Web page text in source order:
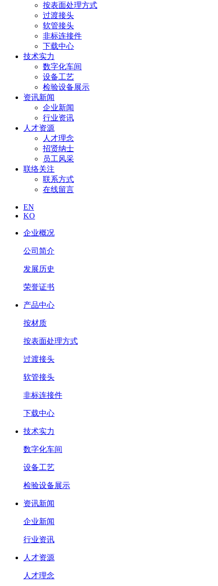
按表面处理方式
过渡接头
软管接头
非标连接件
下载中心
技术实力
数字化车间
设备工艺
检验设备展示
资讯新闻
企业新闻
行业资讯
人才资源
人才理念
招贤纳士
员工风采
联络关注
联系方式
在线留言
EN
KO
企业概况
公司简介
发展历史
荣誉证书
产品中心
按材质
按表面处理方式
过渡接头
软管接头
非标连接件
下载中心
技术实力
数字化车间
设备工艺
检验设备展示
资讯新闻
企业新闻
行业资讯
人才资源
人才理念